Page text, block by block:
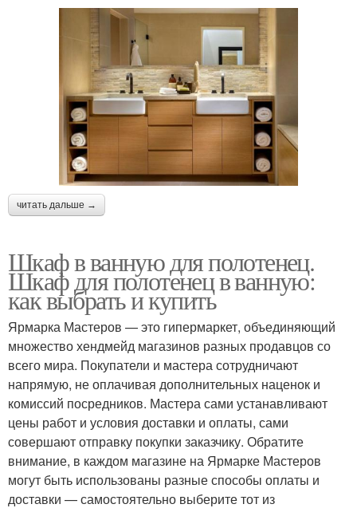
читать дальше →
Шкаф в ванную для полотенец.
Шкаф для полотенец в ванную:
как выбрать и купить
Ярмарка Мастеров — это гипермаркет, объединяющий
множество хендмейд магазинов разных продавцов со
всего мира. Покупатели и мастера сотрудничают
напрямую, не оплачивая дополнительных наценок и
комиссий посредников. Мастера сами устанавливают
цены работ и условия доставки и оплаты, сами
совершают отправку покупки заказчику. Обратите
внимание, в каждом магазине на Ярмарке Мастеров
могут быть использованы разные способы оплаты и
доставки — самостоятельно выберите тот из